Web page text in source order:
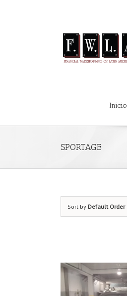
Inicio
SPORTAGE
Sort by Default Order